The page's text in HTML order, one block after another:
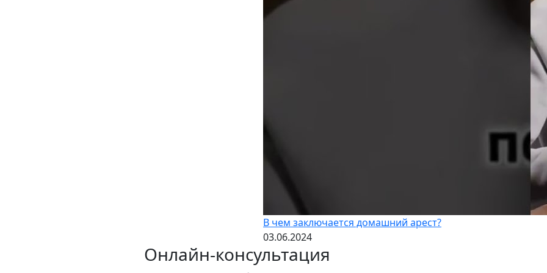
В чем заключается домашний арест?
03.06.2024
Онлайн-консультация